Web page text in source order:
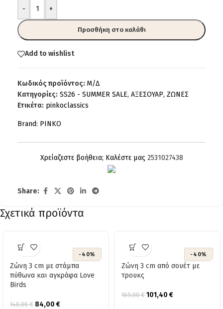
- +
Προσθήκη στο καλάθι
Add to wishlist
Κωδικός προϊόντος: Μ/Δ
Κατηγορίες: SS26 - SUMMER SALE, ΑΞΕΣΟΥΑΡ, ΖΩΝΕΣ
Ετικέτα: pinkoclassics
Brand: PINKO
Χρείαζεστε βοήθεια; Καλέστε μας 2531027438
Share:
Σχετικά προϊόντα
-40%
Ζώνη 3 cm με στάμπα
πύθωνα και αγκράφα Love
Birds
140,00€ 84,00 €
-40%
Ζώνη 3 cm από σουέτ με
τρουκς
169,00€ 101,40 €